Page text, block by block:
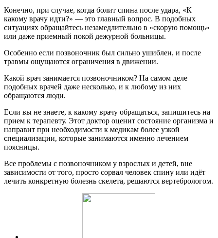
Конечно, при случае, когда болит спина после удара, «К
какому врачу идти?» — это главный вопрос. В подобных
ситуациях обращайтесь незамедлительно в «скорую помощь»
или даже приемный покой дежурной больницы.
Особенно если позвоночник был сильно ушиблен, и после
травмы ощущаются ограничения в движении.
Какой врач занимается позвоночником? На самом деле
подобных врачей даже несколько, и к любому из них
обращаются люди.
Если вы не знаете, к какому врачу обращаться, запишитесь на
прием к терапевту. Этот доктор оценит состояние организма и
направит при необходимости к медикам более узкой
специализации, которые занимаются именно лечением
поясницы.
Все проблемы с позвоночником у взрослых и детей, вне
зависимости от того, просто сорвал человек спину или идёт
лечить конкретную болезнь скелета, решаются вертебрологом.